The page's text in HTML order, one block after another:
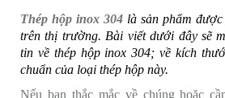
Thép hộp inox 304 là sản phẩm
trên thị trường. Bài viết dưới đây sẽ
tin về thép hộp inox 304; về kích
chuẩn của loại thép hộp này.
Nếu bạn thắc mắc về chúng hoặc